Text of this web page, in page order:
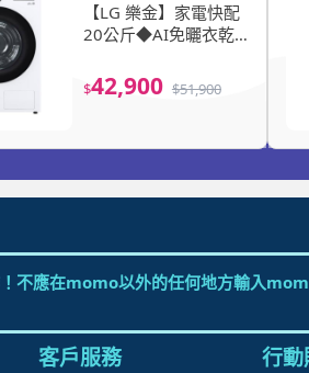
【LG 樂金】家電快配
20公斤◆AI免曬衣乾
白WR-20DW)
$42,900 $51,900
不應在momo以外的任何地方輸入
客戶服務 行動